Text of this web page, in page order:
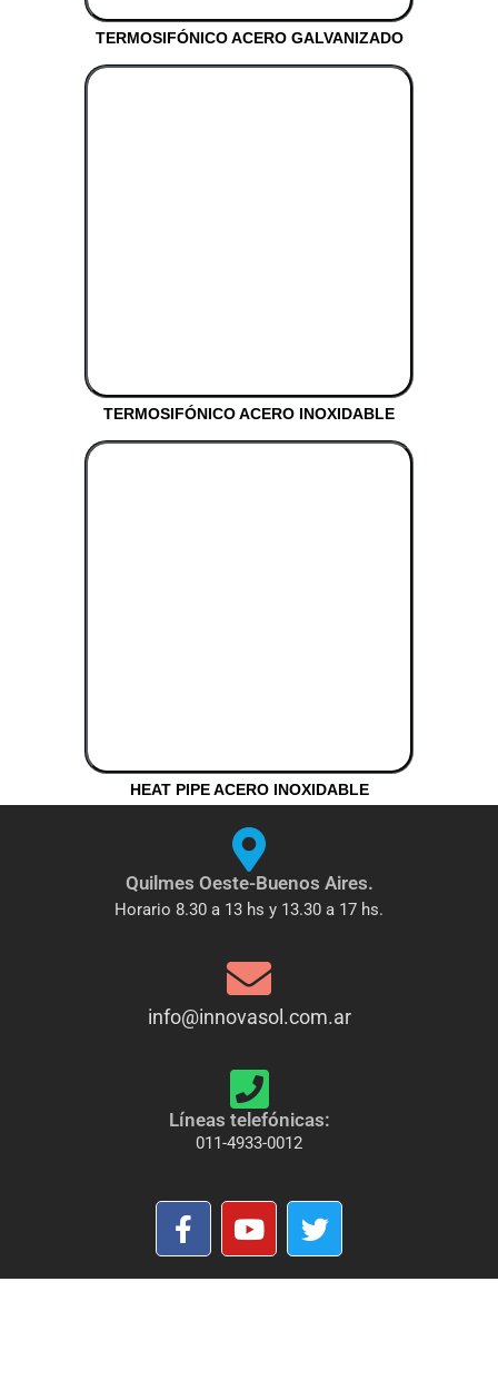
TERMOSIFÓNICO ACERO GALVANIZADO
TERMOSIFÓNICO ACERO INOXIDABLE
HEAT PIPE ACERO INOXIDABLE
Quilmes Oeste-Buenos Aires.
Horario 8.30 a 13 hs y 13.30 a 17 hs.
info@innovasol.com.ar
Líneas telefónicas:
011-4933-0012